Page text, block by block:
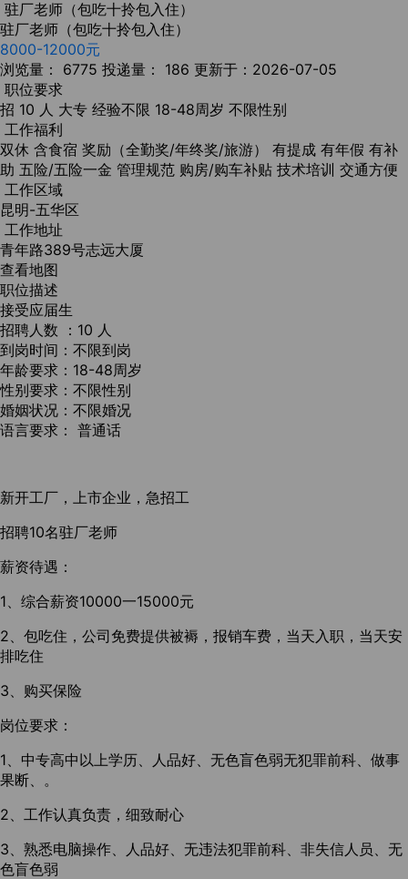
驻厂老师（包吃十拎包入住）
驻厂老师（包吃十拎包入住）
8000-12000元
浏览量： 6775 投递量： 186 更新于：2026-07-05
职位要求
招 10 人 大专 经验不限 18-48周岁 不限性别
工作福利
双休 含食宿 奖励（全勤奖/年终奖/旅游） 有提成 有年假 有补
助 五险/五险一金 管理规范 购房/购车补贴 技术培训 交通方便
工作区域
昆明-五华区
工作地址
青年路389号志远大厦
查看地图
职位描述
接受应届生
招聘人数 ：10 人
到岗时间：不限到岗
年龄要求：18-48周岁
性别要求：不限性别
婚姻状况：不限婚况
语言要求： 普通话
新开工厂，上市企业，急招工
招聘10名驻厂老师
薪资待遇：
1、综合薪资10000一15000元
2、包吃住，公司免费提供被褥，报销车费，当天入职，当天安
排吃住
3、购买保险
岗位要求：
1、中专高中以上学历、人品好、无色盲色弱无犯罪前科、做事
果断、。
2、工作认真负责，细致耐心
3、熟悉电脑操作、人品好、无违法犯罪前科、非失信人员、无
色盲色弱